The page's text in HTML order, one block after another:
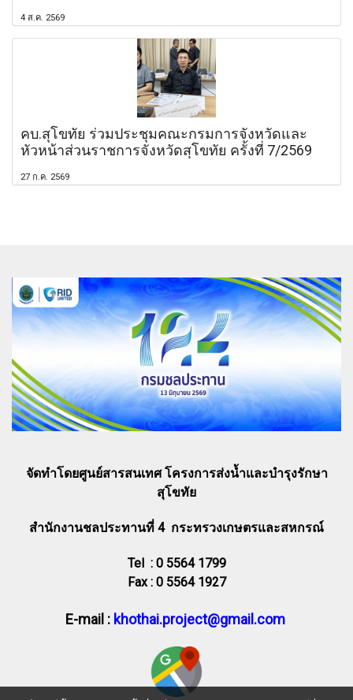
4 ส.ค. 2569
คบ.สุโขทัย ร่วมประชุมคณะกรมการจังหวัดและ
หัวหน้าส่วนราชการจังหวัดสุโขทัย ครั้งที่ 7/2569
27 ก.ค. 2569
จัดทำโดยศูนย์สารสนเทศ โครงการส่งน้ำและบำรุงรักษา
สุโขทัย
สำนักงานชลประทานที่ 4 กระทรวงเกษตรและสหกรณ์
Tel : 0 5564 1799
Fax : 0 5564 1927
E-mail : khothai.project@gmail.com